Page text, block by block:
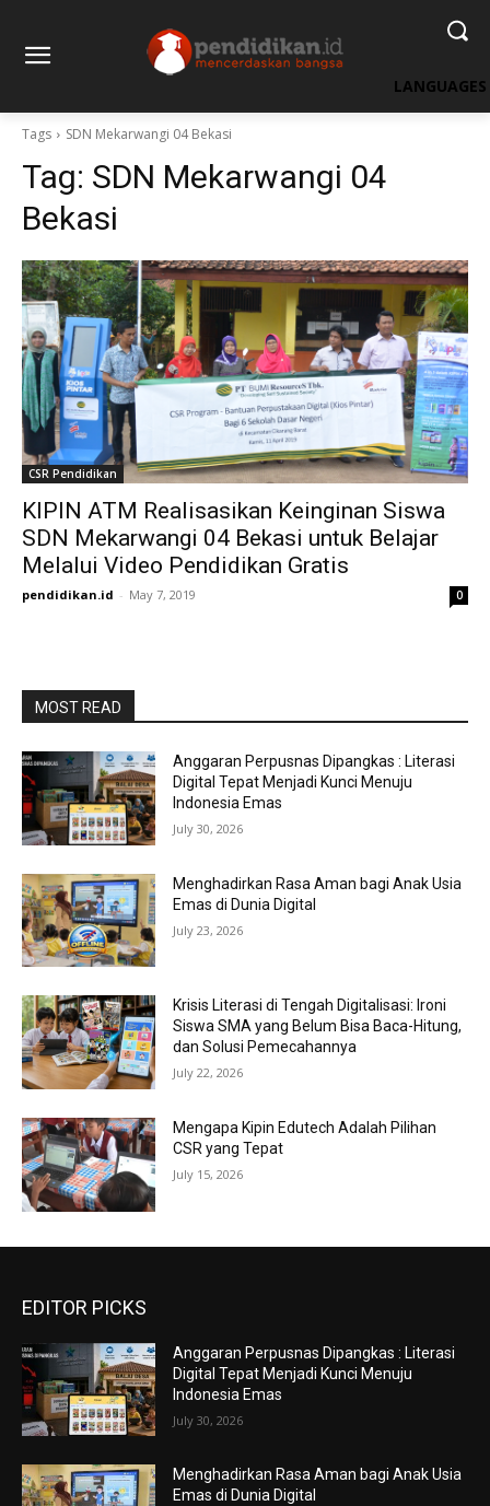
LANGUAGES
Tags SDN Mekarwangi 04 Bekasi
Tag: SDN Mekarwangi 04
Bekasi
CSR Pendidikan
KIPIN ATM Realisasikan Keinginan Siswa
SDN Mekarwangi 04 Bekasi untuk Belajar
Melalui Video Pendidikan Gratis
pendidikan.id - May 7, 2019 0
MOST READ
Anggaran Perpusnas Dipangkas : Literasi
Digital Tepat Menjadi Kunci Menuju
Indonesia Emas
July 30, 2026
Menghadirkan Rasa Aman bagi Anak Usia
Emas di Dunia Digital
July 23, 2026
Krisis Literasi di Tengah Digitalisasi: Ironi
Siswa SMA yang Belum Bisa Baca-Hitung,
dan Solusi Pemecahannya
July 22, 2026
Mengapa Kipin Edutech Adalah Pilihan
CSR yang Tepat
July 15, 2026
EDITOR PICKS
Anggaran Perpusnas Dipangkas : Literasi
Digital Tepat Menjadi Kunci Menuju
Indonesia Emas
July 30, 2026
Menghadirkan Rasa Aman bagi Anak Usia
Emas di Dunia Digital